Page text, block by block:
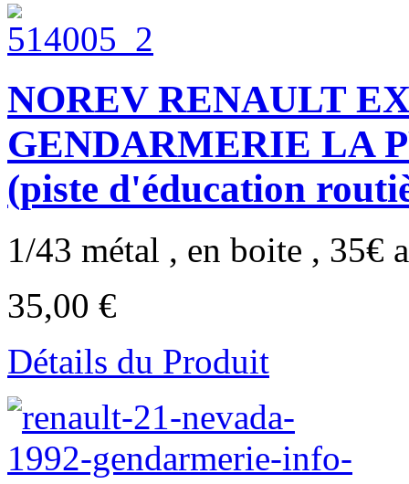
NOREV RENAULT
GENDARMERIE LA
(piste d'éducation
1/43 métal , en boite , 35€
35,00 €
Détails du Produit